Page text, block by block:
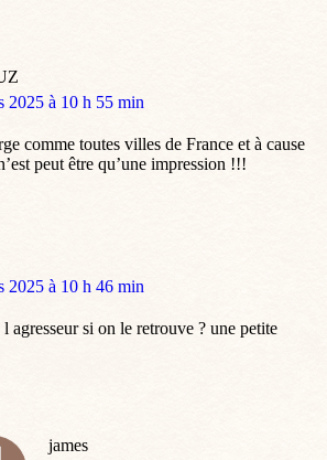
2025 à 10 h 55 min
comme toutes villes de France et à cause
peut être qu’une impression !!!
2025 à 10 h 46 min
agresseur si on le retrouve ? une petite
james